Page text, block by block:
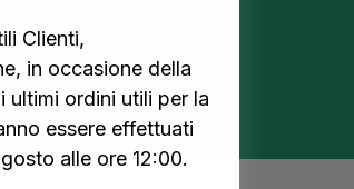
Clienti,
in occasione della
ultimi ordini utili per la
essere effettuati
alle ore 12:00.